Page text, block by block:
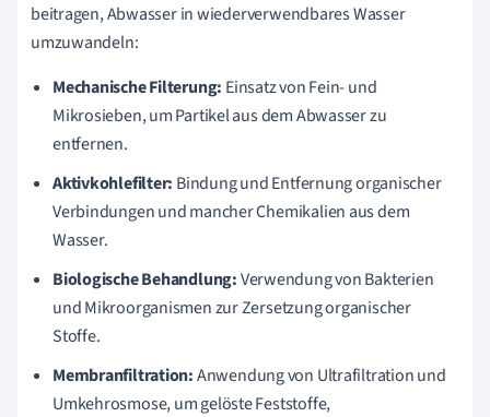
beitragen, Abwasser in wiederverwendbares Wasser
umzuwandeln:
Mechanische Filterung: Einsatz von Fein- und
Mikrosieben, um Partikel aus dem Abwasser zu
entfernen.
Aktivkohlefilter: Bindung und Entfernung organischer
Verbindungen und mancher Chemikalien aus dem
Wasser.
Biologische Behandlung:Verwendung von Bakterien
und Mikroorganismen zur Zersetzung organischer
Stoffe.
Membranfiltration:Anwendung von Ultrafiltration und
Umkehrosmose, um gelöste Feststoffe,